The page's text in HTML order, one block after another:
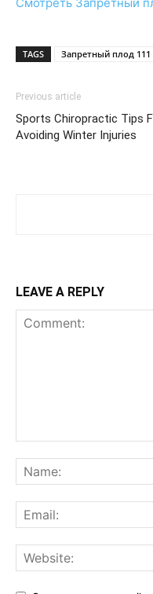
TAGS Запретный плод 111
Previous article
Sports Chiropractic Tips
Avoiding Winter Injuries
LEAVE A REPLY